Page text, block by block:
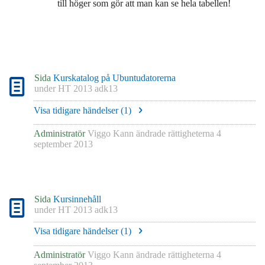
till höger som gör att man kan se hela tabellen!
Sida Kurskatalog på Ubuntudatorerna
under HT 2013 adk13
Visa tidigare händelser (1)
Administratör Viggo Kann ändrade rättigheterna 4
september 2013
Sida Kursinnehåll
under HT 2013 adk13
Visa tidigare händelser (1)
Administratör Viggo Kann ändrade rättigheterna 4